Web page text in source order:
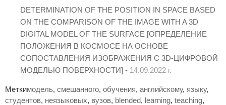
DETERMINATION OF THE POSITION IN SPACE BASED
ON THE COMPARISON OF THE IMAGE WITH A 3D
DIGITAL MODEL OF THE SURFACE [ОПРЕДЕЛЕНИЕ
ПОЛОЖЕНИЯ В КОСМОСЕ НА ОСНОВЕ
СОПОСТАВЛЕНИЯ ИЗОБРАЖЕНИЯ С 3D-ЦИФРОВОЙ
МОДЕЛЬЮ ПОВЕРХНОСТИ] - 14.09.2022 г.
Меткимодель, смешанного, обучения, английскому, языку,
cтудентов, неязыковых, вузов, blended, learning, teaching,